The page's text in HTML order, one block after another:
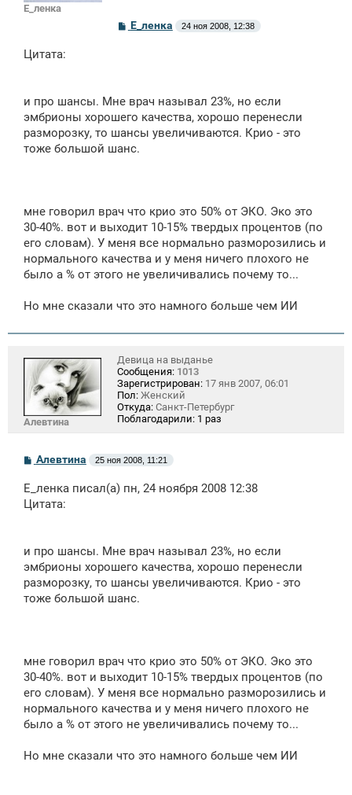
Е_ленка
С
о
и
Е_ленка 24 ноя 2008, 12:38
Цитата:
и про шансы. Мне врач называл 23%, но если
эмбрионы хорошего качества, хорошо перенесли
разморозку, то шансы увеличиваются. Крио - это
тоже большой шанс.
мне говорил врач что крио это 50% от ЭКО. Эко это
30-40%. вот и выходит 10-15% твердых процентов (по
его словам). У меня все нормально разморозились и
нормального качества и у меня ничего плохого не
было а % от этого не увеличивались почему то...
Но мне сказали что это намного больше чем ИИ
Алевтина
Девица на выданье
Сообщения: 1013
Зарегистрирован: 17 янв 2007, 06:01
Пол: Женский
Откуда: Санкт-Петербург
Поблагодарили: 1 раз
С
о
б
щ
Алевтина 25 ноя 2008, 11:21
Е_ленка писал(а) пн, 24 ноября 2008 12:38
Цитата:
и про шансы. Мне врач называл 23%, но если
эмбрионы хорошего качества, хорошо перенесли
разморозку, то шансы увеличиваются. Крио - это
тоже большой шанс.
мне говорил врач что крио это 50% от ЭКО. Эко это
30-40%. вот и выходит 10-15% твердых процентов (по
его словам). У меня все нормально разморозились и
нормального качества и у меня ничего плохого не
было а % от этого не увеличивались почему то...
Но мне сказали что это намного больше чем ИИ